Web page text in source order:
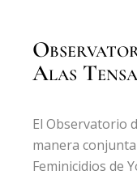
Alas
El Observatorio
manera
Feminicidios de